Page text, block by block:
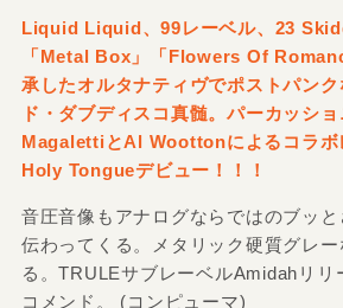
Liquid Liquid、99レーベル、23
「Metal Box」「Flowers Of
承したオルタナティヴでポストパン
ド・ダブディスコ真髄。パーカッシ
MagalettiとAl Woottonによるコラボ
Holy Tongueデビュー！！！
音圧音像もアナログならではのブッ
伝わってくる。メタリック硬質グレ
る。TRULEサブレーベルAmidahリリ
コメンド。 (コンピューマ)